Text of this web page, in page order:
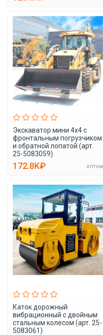
Экскаватор мини 4x4 с
фронтальным погрузчиком
и обратной лопатой (арт.
25-5083059)
172.8K₽ оптом
Каток дорожный
вибрационный с двойным
стальным колесом (арт. 25-
5083061)